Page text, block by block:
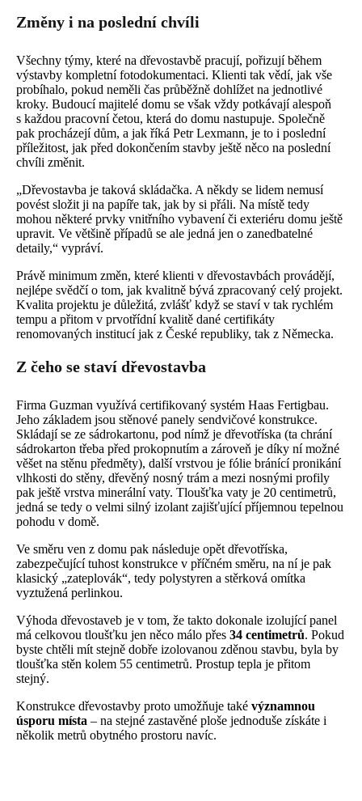
Změny i na poslední chvíli
Všechny týmy, které na dřevostavbě pracují, pořizují během
výstavby kompletní fotodokumentaci. Klienti tak vědí, jak vše
probíhalo, pokud neměli čas průběžně dohlížet na jednotlivé
kroky. Budoucí majitelé domu se však vždy potkávají alespoň
s každou pracovní četou, která do domu nastupuje. Společně
pak procházejí dům, a jak říká Petr Lexmann, je to i poslední
příležitost, jak před dokončením stavby ještě něco na poslední
chvíli změnit.
„Dřevostavba je taková skládačka. A někdy se lidem nemusí
povést složit ji na papíře tak, jak by si přáli. Na místě tedy
mohou některé prvky vnitřního vybavení či exteriéru domu ještě
upravit. Ve většině případů se ale jedná jen o zanedbatelné
detaily,“ vypráví.
Právě minimum změn, které klienti v dřevostavbách provádějí,
nejlépe svědčí o tom, jak kvalitně bývá zpracovaný celý projekt.
Kvalita projektu je důležitá, zvlášť když se staví v tak rychlém
tempu a přitom v prvotřídní kvalitě dané certifikáty
renomovaných institucí jak z České republiky, tak z Německa.
Z čeho se staví dřevostavba
Firma Guzman využívá certifikovaný systém Haas Fertigbau.
Jeho základem jsou stěnové panely sendvičové konstrukce.
Skládají se ze sádrokartonu, pod nímž je dřevotříska (ta chrání
sádrokarton třeba před prokopnutím a zároveň je díky ní možné
věšet na stěnu předměty), další vrstvou je fólie bránící pronikání
vlhkosti do stěny, dřevěný nosný trám a mezi nosnými profily
pak ještě vrstva minerální vaty. Tloušťka vaty je 20 centimetrů,
jedná se tedy o velmi silný izolant zajišťující příjemnou tepelnou
pohodu v domě.
Ve směru ven z domu pak následuje opět dřevotříska,
zabezpečující tuhost konstrukce v příčném směru, na ní je pak
klasický „zateplovák“, tedy polystyren a stěrková omítka
vyztužená perlinkou.
Výhoda dřevostaveb je v tom, že takto dokonale izolující panel
má celkovou tloušťku jen něco málo přes 34 centimetrů. Pokud
byste chtěli mít stejně dobře izolovanou zděnou stavbu, byla by
tloušťka stěn kolem 55 centimetrů. Prostup tepla je přitom
stejný.
Konstrukce dřevostavby proto umožňuje také významnou
úsporu místa – na stejné zastavěné ploše jednoduše získáte i
několik metrů obytného prostoru navíc.